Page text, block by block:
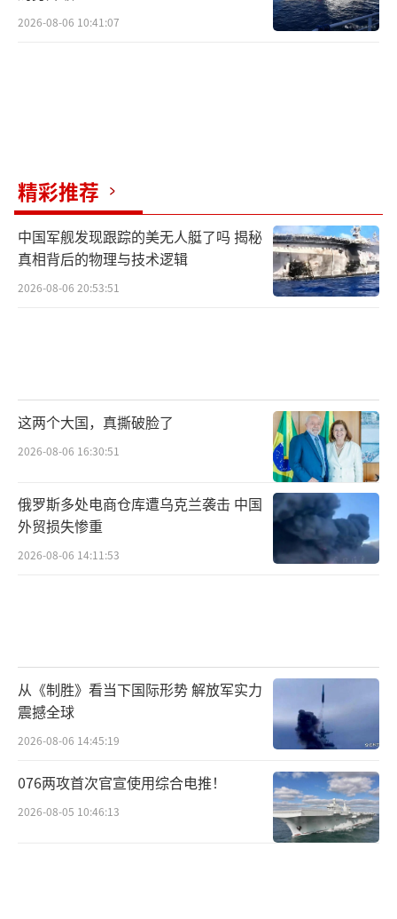
2026-08-06 10:41:07
精彩推荐
中国军舰发现跟踪的美无人艇了吗 揭秘
真相背后的物理与技术逻辑
2026-08-06 20:53:51
这两个大国，真撕破脸了
2026-08-06 16:30:51
俄罗斯多处电商仓库遭乌克兰袭击 中国
外贸损失惨重
2026-08-06 14:11:53
从《制胜》看当下国际形势 解放军实力
震撼全球
2026-08-06 14:45:19
076两攻首次官宣使用综合电推！
2026-08-05 10:46:13